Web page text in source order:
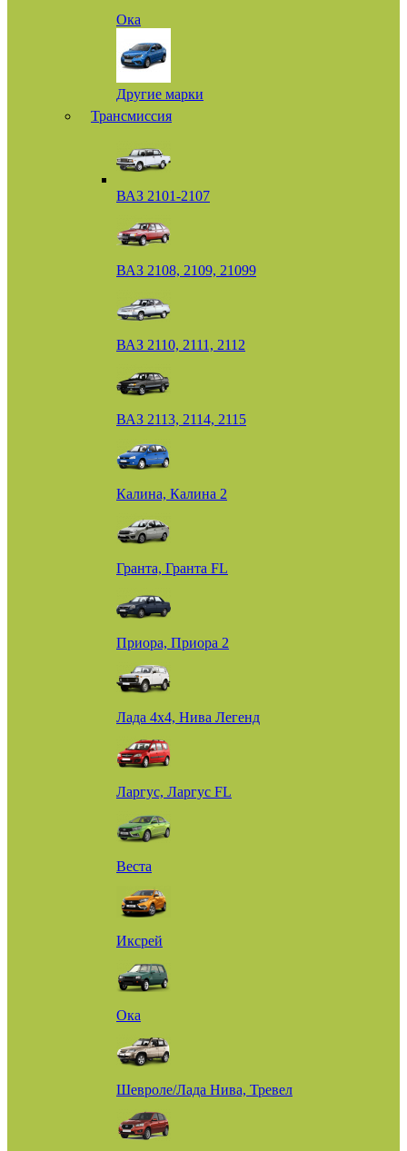
Ока
Другие марки
Трансмиссия
ВАЗ 2101-2107
ВАЗ 2108, 2109, 21099
ВАЗ 2110, 2111, 2112
ВАЗ 2113, 2114, 2115
Калина, Калина 2
Гранта, Гранта FL
Приора, Приора 2
Лада 4х4, Нива Легенд
Ларгус, Ларгус FL
Веста
Иксрей
Ока
Шевроле/Лада Нива, Тревел